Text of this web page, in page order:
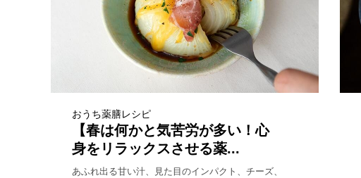
おうち薬膳レシピ
【春は何かと気苦労が多い！心
身をリラックスさせる薬...
あふれ出る甘い汁、見た目のインパクト、チーズ、